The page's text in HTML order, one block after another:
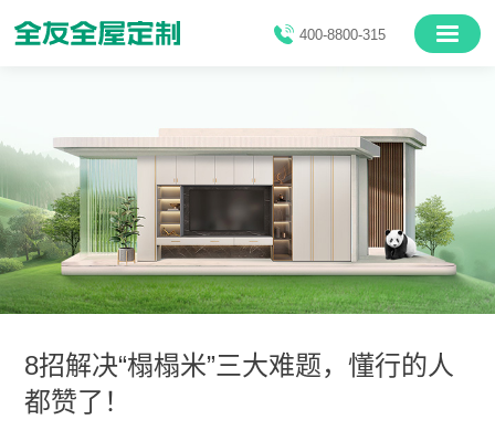
400-8800-315
8招解决“榻榻米”三大难题，懂行的人
都赞了！